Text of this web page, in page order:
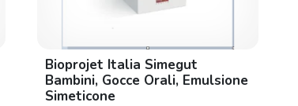
Bioprojet Italia Simegut
Bambini, Gocce Orali, Emulsione
Simeticone